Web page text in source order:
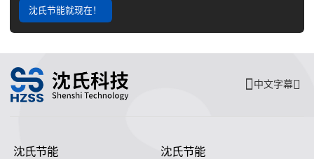
沈氏节能就现在！
中文字幕
沈氏节能 沈氏节能